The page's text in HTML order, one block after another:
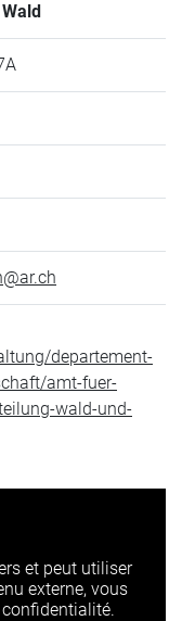
departement-
amt-fuer-
wald-und-
et peut utiliser
externe, vous